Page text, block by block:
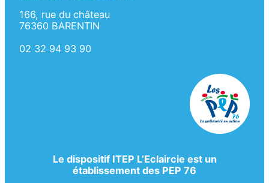
166, rue du château
76360 BARENTIN
02 32 94 93 90
Le dispositif ITEP L’Eclaircie est un
établissement des PEP 76